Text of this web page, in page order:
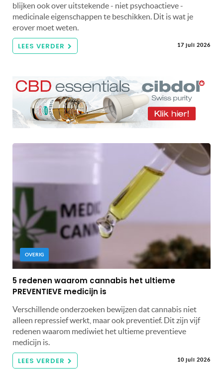
blijken ook over uitstekende - niet psychoactieve -
medicinale eigenschappen te beschikken. Dit is wat je
erover moet weten.
LEES VERDER 17 juli 2026
OVERIG
5 redenen waarom cannabis het ultieme
PREVENTIEVE medicijn is
Verschillende onderzoeken bewijzen dat cannabis niet
alleen repressief werkt, maar ook preventief. Dit zijn vijf
redenen waarom mediwiet het ultieme preventieve
medicijn is.
LEES VERDER 10 juli 2026